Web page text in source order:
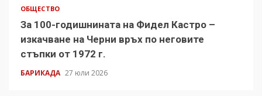
ОБЩЕСТВО
За 100-годишнината на Фидел Кастро –
изкачване на Черни връх по неговите
стъпки от 1972 г.
БАРИКАДА 27 юли 2026